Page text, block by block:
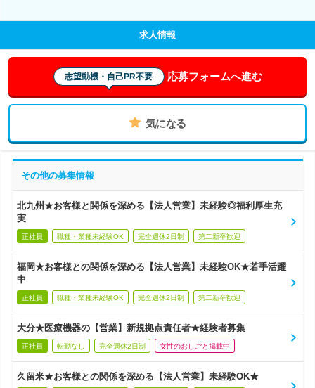
求人情報
志望動機・自己PR不要 応募フォームへ進む
気になる
その他の募集情報
北九州★お客様と関係を深める【法人営業】未経験◎福利厚生充
実
正社員 職種・業種未経験OK 完全週休2日制 第二新卒歓迎
福岡★お客様との関係を深める【法人営業】未経験OK★若手活躍
中
正社員 職種・業種未経験OK 完全週休2日制 第二新卒歓迎
大分★医療機器の【営業】新規拠点責任者★経験者募集
正社員 転勤なし 完全週休2日制 女性のおしごと掲載中
久留米★お客様との関係を深める【法人営業】未経験OK★